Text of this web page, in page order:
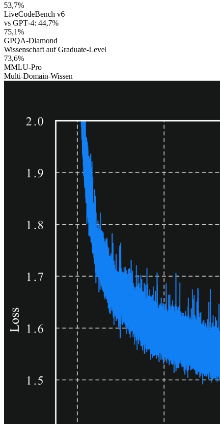
53,7%
LiveCodeBench v6
vs GPT‑4: 44,7%
75,1%
GPQA-Diamond
Wissenschaft auf Graduate‑Level
73,6%
MMLU-Pro
Multi‑Domain‑Wissen